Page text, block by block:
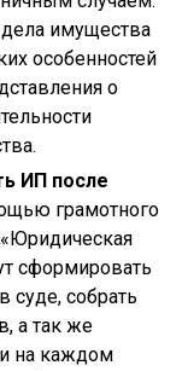
имущества
особенностей
о
ИП после
грамотного
сформировать
собрать
а так же
на каждом